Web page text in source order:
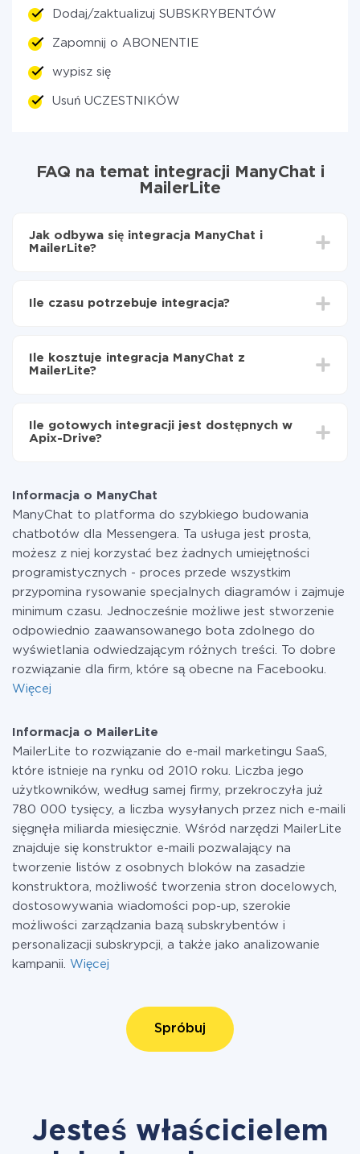
Dodaj/zaktualizuj SUBSKRYBENTÓW
Zapomnij o ABONENTIE
wypisz się
Usuń UCZESTNIKÓW
FAQ na temat integracji ManyChat i
MailerLite
Jak odbywa się integracja ManyChat i
MailerLite?
MailerLite
ManyChat do MailerLite
Ile czasu potrzebuje integracja?
od 5 do 30 minut. Konfiguracja zajmuje średnio 10-15
minut.
Ile kosztuje integracja ManyChat z
MailerLite?
Płacisz tylko za ilość danych, która faktycznie jest
przekazywana z jednego z Twoich systemów do
w razie potrzeby przełączyć się na płatną. Więcej
informacji o taryfach.
Ile gotowych integracji jest dostępnych w
Apix-Drive?
Informacja o ManyChat
ManyChat to platforma do szybkiego budowania
chatbotów dla Messengera. Ta usługa jest prosta,
możesz z niej korzystać bez żadnych umiejętności
programistycznych - proces przede wszystkim
przypomina rysowanie specjalnych diagramów i zajmuje
minimum czasu. Jednocześnie możliwe jest stworzenie
odpowiednio zaawansowanego bota zdolnego do
wyświetlania odwiedzającym różnych treści. To dobre
rozwiązanie dla firm, które są obecne na Facebooku.
Więcej
Informacja o MailerLite
MailerLite to rozwiązanie do e-mail marketingu SaaS,
które istnieje na rynku od 2010 roku. Liczba jego
użytkowników, według samej firmy, przekroczyła już
780 000 tysięcy, a liczba wysyłanych przez nich e-maili
sięgnęła miliarda miesięcznie. Wśród narzędzi MailerLite
znajduje się konstruktor e-maili pozwalający na
tworzenie listów z osobnych bloków na zasadzie
konstruktora, możliwość tworzenia stron docelowych,
dostosowywania wiadomości pop-up, szerokie
możliwości zarządzania bazą subskrybentów i
personalizacji subskrypcji, a także jako analizowanie
kampanii. Więcej
Spróbuj
Jesteś właścicielem